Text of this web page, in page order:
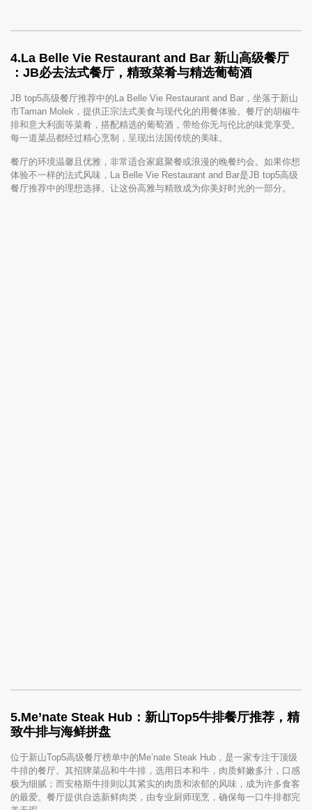
4.La Belle Vie Restaurant and Bar 新山高级餐厅
：JB必去法式餐厅，精致菜肴与精选葡萄酒
JB top5高级餐厅推荐中的La Belle Vie Restaurant and Bar，坐落于新山
市Taman Molek，提供正宗法式美食与现代化的用餐体验。餐厅的胡椒牛
排和意大利面等菜肴，搭配精选的葡萄酒，带给你无与伦比的味觉享受。
每一道菜品都经过精心烹制，呈现出法国传统的美味。
餐厅的环境温馨且优雅，非常适合家庭聚餐或浪漫的晚餐约会。如果你想
体验不一样的法式风味，La Belle Vie Restaurant and Bar是JB top5高级
餐厅推荐中的理想选择。让这份高雅与精致成为你美好时光的一部分。
5.Me’nate Steak Hub：新山Top5牛排餐厅推荐，精
致牛排与海鲜拼盘
位于新山Top5高级餐厅榜单中的Me’nate Steak Hub，是一家专注于顶级
牛排的餐厅。其招牌菜品和牛牛排，选用日本和牛，肉质鲜嫩多汁，口感
极为细腻；而安格斯牛排则以其紧实的肉质和浓郁的风味，成为许多食客
的最爱。餐厅提供自选新鲜肉类，由专业厨师现烹，确保每一口牛排都完